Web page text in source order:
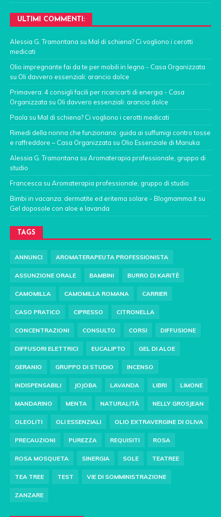
ULTIMI COMMENTI:
Alessia G. Tramontana su Mal di schiena? Ci vogliono i cerotti
medicati
Olio impregnante fai da te per mobili in legno - Casa Organizzata
su Oli davvero essenziali: arancio dolce
Primavera: 4 consigli facili per ricaricarti di energia - Casa
Organizzata su Oli davvero essenziali: arancio dolce
Paola su Mal di schiena? Ci vogliono i cerotti medicati
Rimedi della nonna che funzionano: guida ai suffumigi contro tosse
e raffreddore – Casa Organizzata su Olio Essenziale di Manuka
Alessia G. Tramontana su Aromaterapia professionale, gruppo di
studio
Francesca su Aromaterapia professionale, gruppo di studio
Bimbi in vacanza: dermatite ed eritema solare - Blogmamma.itsu
Gel doposole con aloe e lavanda
TAGS
ANNUNCI AROMATERAPEUTA PROFESSIONISTA
ASSUNZIONE ORALE BAMBINI BURRO DI KARITÈ
CAMOMILLA CAMOMILLA ROMANA CARRIER
CASO PRATICO CIPRESSO CITRONELLA
CONCENTRAZIONI CONSULTO CORSI DIFFUSIONE
DIFFUSORI ELETTRICI EUCALIPTO GEL DI ALOE
GERANIO GRUPPO DI STUDIO INCENSO
INDISPENSABILI JOJOBA LAVANDA LIBRI LIMONE
MANDARINO MENTA NATURALITÀ NELLY GROSJEAN
OLEOLITI OLI ESSENZIALI OLIO EXTRAVERGINE DI OLIVA
PRECAUZIONI PUREZZA REQUISITI ROSA
ROSA MOSQUETA SINERGIA SOLE TEATREE
TEA TREE TEST VIE DI SOMMINISTRAZIONE
ZANZARE